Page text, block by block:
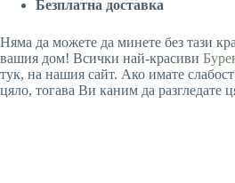
Безплатна доставка
Няма да можете да минете без тази
вашия дом! Всички най-красиви
тук, на нашия сайт. Ако имате
цяло, тогава Ви каним да разгледате